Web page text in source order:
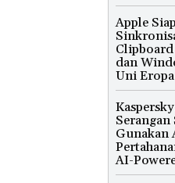
Apple
dan
Uni Eropa
Gunakan
AI-